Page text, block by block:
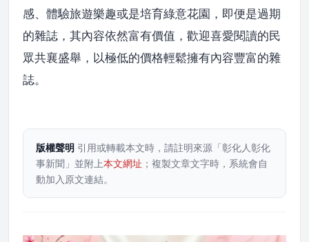
感、體驗旅遊樂趣或是培育綠意花園，即便是過期
的雜誌，其內容依然富有價值，歡迎喜愛閱讀的民
眾共襄盛舉，以極低的價格輕鬆擁有內容豐富的雜
誌。
版權聲明 引用或轉載本文時，請註明來源「彰化人彰化
事新聞」並附上本文網址 ；複製文章文字時，系統會自
動加入原文連結。